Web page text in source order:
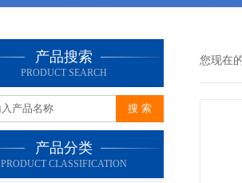
产品搜索
PRODUCT SEARCH
产品分类
PRODUCT CLASSIFICATION
您现在